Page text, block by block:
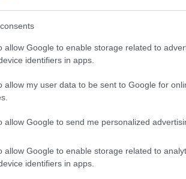
allow Google to enable storage related to
identifiers in apps.
allow my user data to be sent to Google for
allow Google to send me personalized
allow Google to enable storage related to
identifiers in apps.
te recomendamos consultar con
en vuelos, en lugar de los
consultes la reserva.
, una colina rocosa situada en el
de alojamiento de lujo
ciudad, pero de las 60